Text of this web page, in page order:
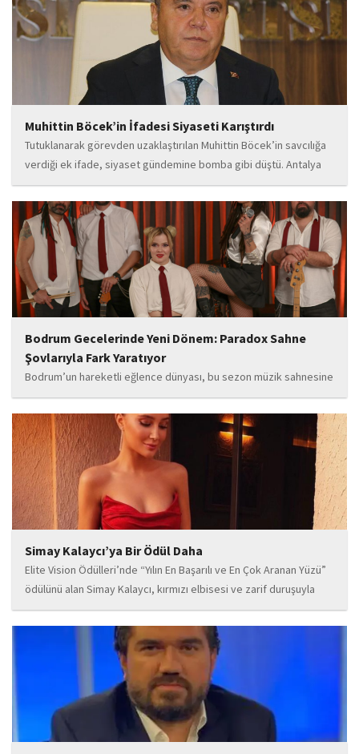
teknik gelişim ve müziğe olan tutkusu, onu kısa...
Muhittin Böcek’in İfadesi Siyaseti Karıştırdı
Tutuklanarak görevden uzaklaştırılan Muhittin Böcek’in savcılığa
verdiği ek ifade, siyaset gündemine bomba gibi düştü. Antalya
Cumhuriyet Savcılığı’na kendi isteğiyle başvurarak ifade verdiği
öğrenilen Böcek’in açıklamalarında, 31 Mart 2024 yerel
seçimleri...
Bodrum Gecelerinde Yeni Dönem: Paradox Sahne
Şovlarıyla Fark Yaratıyor
Bodrum’un hareketli eğlence dünyası, bu sezon müzik sahnesine
iddialı bir giriş yapan “Paradox” ile yeni bir enerji kazanıyor. Güçlü
sahne performansı, uluslararası standartlardaki repertuarı ve
deneyimli müzisyen kadrosuyla dikkat çeken...
Simay Kalaycı’ya Bir Ödül Daha
Elite Vision Ödülleri’nde “Yılın En Başarılı ve En Çok Aranan Yüzü”
ödülünü alan Simay Kalaycı, kırmızı elbisesi ve zarif duruşuyla
geceye damga vurdu. Takı markasıyla da dikkat çeken Kalaycı,
Wilma...